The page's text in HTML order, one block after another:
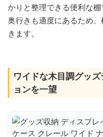
かりと整理できる便利な棚
奥行きも適度にあるため
きます。
ワイドな木目調グッ
ョンを一望